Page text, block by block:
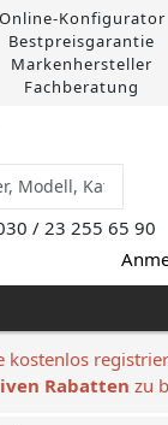
Online-Konfigurator
Bestpreisgarantie
Markenhersteller
Fachberatung
/ 23 255 65 90
kostenlos
Rabatten zu